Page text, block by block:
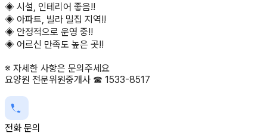
◈ 시설, 인테리어 좋음!!
◈ 아파트, 빌라 밀집 지역!!
◈ 안정적으로 운영 중!!
◈ 어르신 만족도 높은 곳!!
※ 자세한 사항은 문의주세요
요양원 전문위원중개사 ☎ 1533-8517
전화 문의